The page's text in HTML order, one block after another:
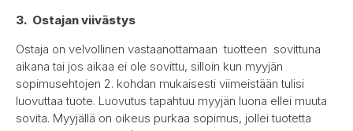
3. Ostajan viivästys
Ostaja on velvollinen vastaanottamaan tuotteen sovittuna
aikana tai jos aikaa ei ole sovittu, silloin kun myyjän
sopimusehtojen 2. kohdan mukaisesti viimeistään tulisi
luovuttaa tuote. Luovutus tapahtuu myyjän luona ellei muuta
sovita. Myyjällä on oikeus purkaa sopimus, jollei tuotetta